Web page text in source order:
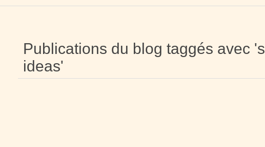
Publications du blog taggés avec
ideas'